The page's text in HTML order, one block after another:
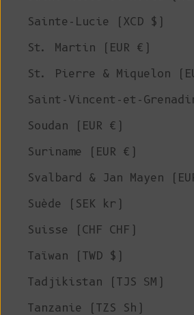
Sainte-Lucie (XCD $)
St. Martin (EUR €)
St. Pierre & Miquelon
Saint-Vincent-et-
Soudan (EUR €)
Suriname (EUR €)
Svalbard & Jan Mayen
Suède (SEK kr)
Suisse (CHF CHF)
Taïwan (TWD $)
Tadjikistan (TJS ЅМ)
Tanzanie (TZS Sh)